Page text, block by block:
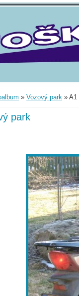
» Vozový park » A1
park